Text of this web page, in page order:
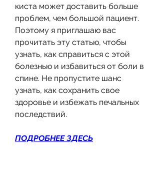
киста может доставить больше
проблем, чем большой пациент.
Поэтому я приглашаю вас
прочитать эту статью, чтобы
узнать, как справиться с этой
болезнью и избавиться от боли в
спине. Не пропустите шанс
узнать, как сохранить свое
здоровье и избежать печальных
последствий.
ПОДРОБНЕЕ ЗДЕСЬ